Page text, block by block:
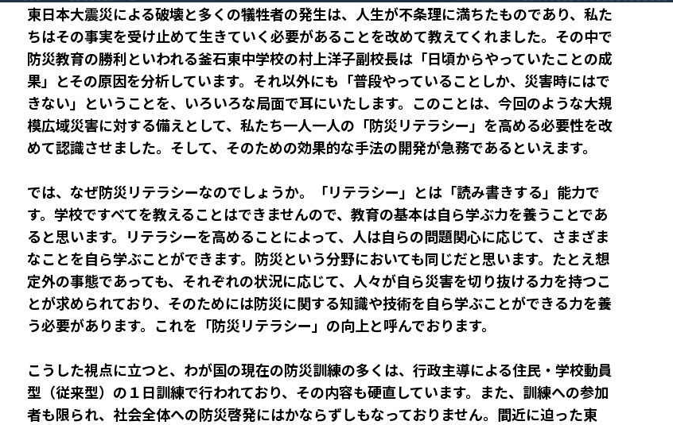
東日本大震災による破壊と多くの犠牲者の発生は、人生が不条理に満ちたものであり、私た
ちはその事実を受け止めて生きていく必要があることを改めて教えてくれました。その中で
防災教育の勝利といわれる釜石東中学校の村上洋子副校長は「日頃からやっていたことの成
果」とその原因を分析しています。それ以外にも「普段やっていることしか、災害時にはで
きない」ということを、いろいろな局面で耳にいたします。このことは、今回のような大規
模広域災害に対する備えとして、私たち一人一人の「防災リテラシー」を高める必要性を改
めて認識させました。そして、そのための効果的な手法の開発が急務であるといえます。
では、なぜ防災リテラシーなのでしょうか。「リテラシー」とは「読み書きする」能力で
す。学校ですべてを教えることはできませんので、教育の基本は自ら学ぶ力を養うことであ
ると思います。リテラシーを高めることによって、人は自らの問題関心に応じて、さまざま
なことを自ら学ぶことができます。防災という分野においても同じだと思います。たとえ想
定外の事態であっても、それぞれの状況に応じて、人々が自ら災害を切り抜ける力を持つこ
とが求められており、そのためには防災に関する知識や技術を自ら学ぶことができる力を養
う必要があります。これを「防災リテラシー」の向上と呼んでおります。
こうした視点に立つと、わが国の現在の防災訓練の多くは、行政主導による住民・学校動員
型（従来型）の１日訓練で行われており、その内容も硬直しています。また、訓練への参加
者も限られ、社会全体への防災啓発にはかならずしもなっておりません。間近に迫った東